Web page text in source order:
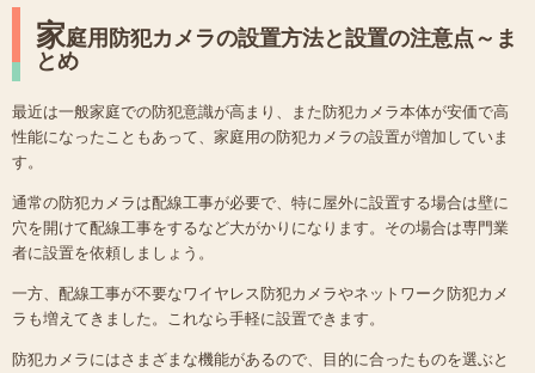
家庭用防犯カメラの設置方法と設置の注意点～ま
とめ
最近は一般家庭での防犯意識が高まり、また防犯カメラ本体が安価で高
性能になったこともあって、家庭用の防犯カメラの設置が増加していま
す。
通常の防犯カメラは配線工事が必要で、特に屋外に設置する場合は壁に
穴を開けて配線工事をするなど大がかりになります。その場合は専門業
者に設置を依頼しましょう。
一方、配線工事が不要なワイヤレス防犯カメラやネットワーク防犯カメ
ラも増えてきました。これなら手軽に設置できます。
防犯カメラにはさまざまな機能があるので、目的に合ったものを選ぶと